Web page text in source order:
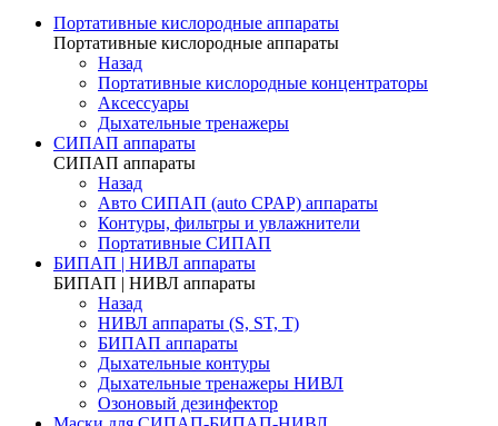
Портативные кислородные аппараты
Портативные кислородные аппараты
Назад
Портативные кислородные концентраторы
Аксессуары
Дыхательные тренажеры
СИПАП аппараты
СИПАП аппараты
Назад
Aвто СИПАП (auto CPAP) аппараты
Контуры, фильтры и увлажнители
Портативные СИПАП
БИПАП | НИВЛ аппараты
БИПАП | НИВЛ аппараты
Назад
НИВЛ аппараты (S, ST, T)
БИПАП аппараты
Дыхательные контуры
Дыхательные тренажеры НИВЛ
Озоновый дезинфектор